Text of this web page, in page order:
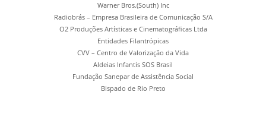
Warner Bros.(South) Inc
Radiobrás – Empresa Brasileira de Comunicação S/A
O2 Produções Artísticas e Cinematográficas Ltda
Entidades Filantrópicas
CVV – Centro de Valorização da Vida
Aldeias Infantis SOS Brasil
Fundação Sanepar de Assistência Social
Bispado de Rio Preto